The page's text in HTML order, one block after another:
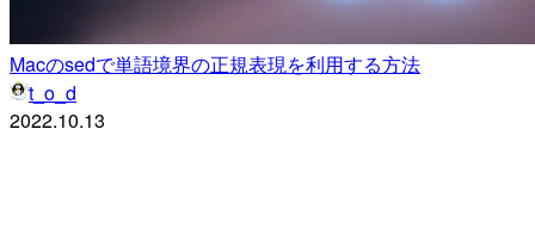
Macのsedで単語境界の正規表現を利用する方法
t_o_d
2022.10.13